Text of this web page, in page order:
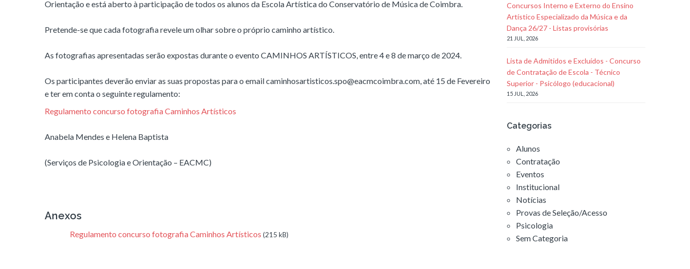
Orientação e está aberto à participação de todos os alunos da Escola Artística do Conservatório de Música de Coimbra.
Pretende-se que cada fotografia revele um olhar sobre o próprio caminho artístico.
As fotografias apresentadas serão expostas durante o evento CAMINHOS ARTÍSTICOS, entre 4 e 8 de março de 2024.
Os participantes deverão enviar as suas propostas para o email caminhosartisticos.spo@eacmcoimbra.com, até 15 de Fevereiro
e ter em conta o seguinte regulamento:
Regulamento concurso fotografia Caminhos Artísticos
Anabela Mendes e Helena Baptista
(Serviços de Psicologia e Orientação – EACMC)
Anexos
Regulamento concurso fotografia Caminhos Artísticos (215 kB)
Concursos Interno e Externo do Ensino
Artístico Especializado da Música e da
Dança 26/27 - Listas provisórias
21 JUL, 2026
Lista de Admitidos e Excluídos - Concurso
de Contratação de Escola - Técnico
Superior - Psicólogo (educacional)
15 JUL, 2026
Categorias
Alunos
Contratação
Eventos
Institucional
Notícias
Provas de Seleção/Acesso
Psicologia
Sem Categoria